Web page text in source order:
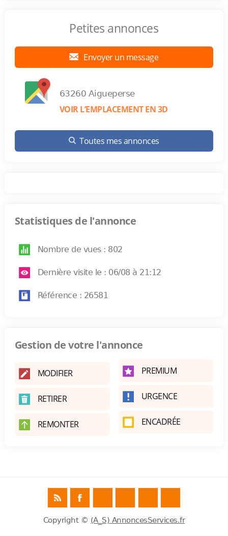
Petites annonces
Envoyer un message
63260 Aigueperse
VOIR L’EMPLACEMENT EN 3D
Toutes mes annonces
Statistiques de l'annonce
Nombre de vues : 802
Dernière visite le : 06/08 à 21:12
Référence : 26581
Gestion de votre l'annonce
MODIFIER
RETIRER
REMONTER
PREMIUM
URGENCE
ENCADRÉE
Copyright © (A_S) AnnoncesServices.fr